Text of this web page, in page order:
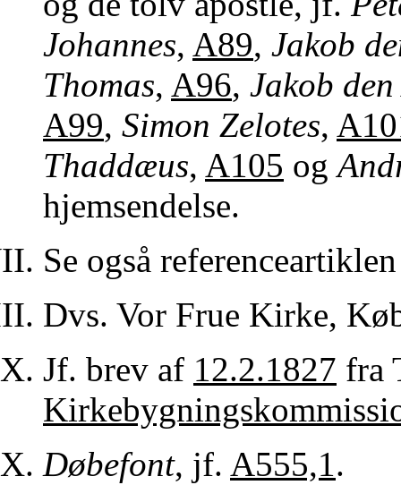
Johannes, A89, Jakob
Thomas, A96, Jakob
A99, Simon Zelotes,
Thaddæus, A105 og
hjemsendelse.
Se også
Dvs. Vor Frue Kirke,
Jf. brev af 12.2.1827 fra
Døbefont, jf. A555,1.